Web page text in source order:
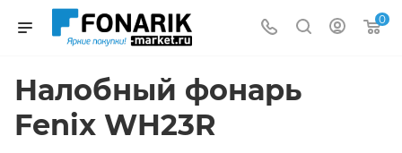
0
Налобный фонарь
Fenix WH23R